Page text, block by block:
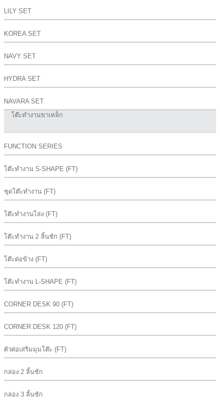
LILY SET
KOREA SET
NAVY SET
HYDRA SET
NAVARA SET
โต๊ะทำงานขาเหล็ก
FUNCTION SERIES
โต๊ะทำงาน S-SHAPE (FT)
ชุดโต๊ะทำงาน (FT)
โต๊ะทำงานโล่ง (FT)
โต๊ะทำงาน 2 ลิ้นชัก (FT)
โต๊ะต่อข้าง (FT)
โต๊ะทำงาน L-SHAPE (FT)
CORNER DESK 90 (FT)
CORNER DESK 120 (FT)
ตัวต่อเสริมมุมโต๊ะ (FT)
กล่อง 2 ลิ้นชัก
กล่อง 3 ลิ้นชัก